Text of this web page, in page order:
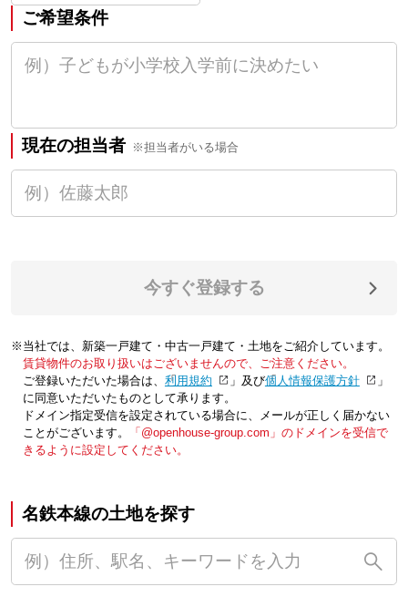
ご希望条件
現在の担当者 ※担当者がいる場合
今すぐ登録する
※当社では、新築一戸建て・中古一戸建て・土地をご紹介しています。
賃貸物件のお取り扱いはございませんので、ご注意ください。
ご登録いただいた場合は、「利用規約 」及び「個人情報保護方針
」
に同意いただいたものとして承ります。
ドメイン指定受信を設定されている場合に、メールが正しく届かない
ことがございます。
「@openhouse-group.com」のドメインを受信で
きるように設定してください。
名鉄本線の土地を探す